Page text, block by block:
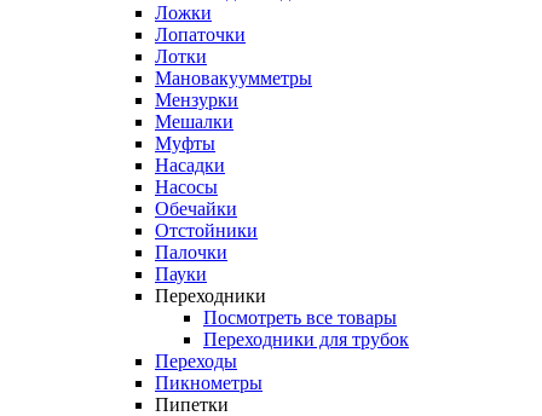
Ложки
Лопаточки
Лотки
Мановакуумметры
Мензурки
Мешалки
Муфты
Насадки
Насосы
Обечайки
Отстойники
Палочки
Пауки
Переходники
Посмотреть все товары
Переходники для трубок
Переходы
Пикнометры
Пипетки